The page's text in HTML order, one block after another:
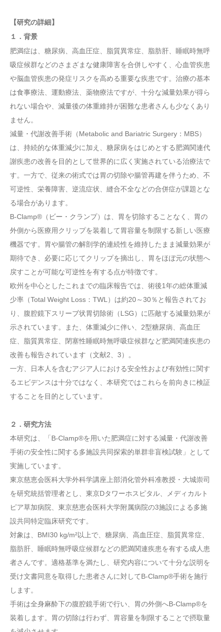
【研究の詳細】
１．背景
肥満症は、糖尿病、高血圧症、脂質異常症、脂肪肝、睡眠時無呼
吸症候群などのさまざまな健康障害を合併しやすく、心血管疾患
や脳血管疾患の発症リスクを高める重要な疾患です。治療の基本
は食事療法、運動療法、薬物療法ですが、十分な減量効果が得ら
れない場合や、減量後の体重維持が困難な患者さんも少なくあり
ません。
減量・代謝改善手術（Metabolic and Bariatric Surgery：MBS）
は、持続的な体重減少に加え、糖尿病をはじめとする肥満関連代
謝疾患の改善を目的として世界的に広く実施されている治療法で
す。一方で、従来の術式では胃の切除や腸管再建を伴うため、不
可逆性、栄養障害、逆流症状、縫合不全などの合併症が課題とな
る場合があります。
B-Clamp®（ビー・クランプ）は、胃を切除することなく、胃の
外側から医療用クリップを装着して胃容量を制限する新しい医療
機器です。胃や腸管の解剖学的連続性を維持したまま減量効果が
期待でき、必要に応じてクリップを摘出し、胃をほぼ元の状態へ
戻すことが可能な可逆性を有する点が特徴です。
欧州を中心としたこれまでの臨床報告では、術後1年の総体重減
少率（Total Weight Loss：TWL）は約20～30％と報告されてお
り、腹腔鏡下スリーブ状胃切除術（LSG）に匹敵する減量効果が
示されています。また、体重減少に伴い、2型糖尿病、高血圧
症、脂質異常症、閉塞性睡眠時無呼吸症候群など肥満関連疾患の
改善も報告されています（文献2、3）。
一方、日本人を含むアジア人における安全性および有効性に関す
るエビデンスは十分ではなく、本研究ではこれらを前向きに検証
することを目的としています。
２．研究方法
本研究は、「B-Clamp®を用いた肥満症に対する減量・代謝改善
手術の安全性に関する多施設共同探索的単群非盲検試験」として
実施しています。
東京慈恵会医科大学外科学講座上部消化管外科准教授・大城崇司
を研究統括管理者とし、東京Dタワーホスピタル、メディカルト
ピア草加病院、東京慈恵会医科大学附属病院の3施設による多施
設共同特定臨床研究です。
対象は、BMI30 kg/m²以上で、糖尿病、高血圧症、脂質異常症、
脂肪肝、睡眠時無呼吸症候群などの肥満関連疾患を有する成人患
者さんです。適格基準を満たし、研究内容について十分な説明を
受け文書同意を取得した患者さんに対してB-Clamp®手術を施行
します。
手術は全身麻酔下の腹腔鏡手術で行い、胃の外側へB-Clamp®を
装着します。胃の切除は行わず、胃容量を制限することで摂取量